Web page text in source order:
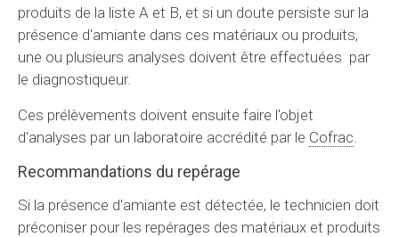
produits de la liste A et B, et si un doute persiste sur la
présence d'amiante dans ces matériaux ou produits,
une ou plusieurs analyses doivent être effectuées par
le diagnostiqueur.
Ces prélèvements doivent ensuite faire l'objet
d'analyses par un laboratoire accrédité par le Cofrac
Recommandations du repérage
Si la présence d'amiante est détectée, le technicien doit
préconiser pour les repérages des matériaux et produits